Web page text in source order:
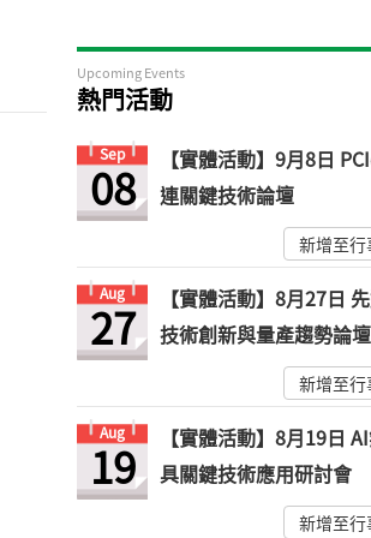
Upcoming Events
熱門活動
Sep
08
【實體活動】9月8日
連關鍵技術論壇
新增至
Aug
27
【實體活動】8月27日
技術創新與量產趨勢論壇
新增至
Aug
19
【實體活動】8月19日
具關鍵技術應用研討會
新增至